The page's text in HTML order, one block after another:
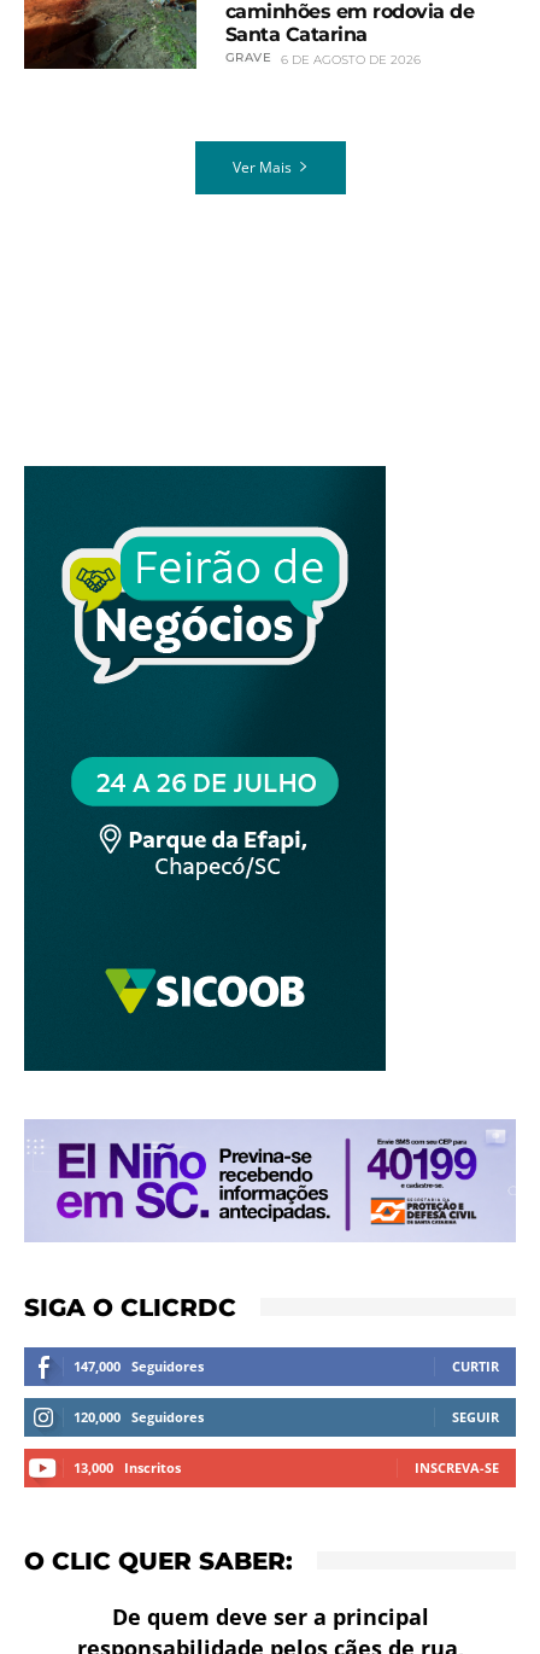
caminhões em rodovia de
Santa Catarina
GRAVE 6 DE AGOSTO DE 2026
Ver Mais
SIGA O CLICRDC
147,000 Seguidores CURTIR
120,000 Seguidores SEGUIR
13,000 Inscritos INSCREVA-SE
O CLIC QUER SABER:
De quem deve ser a principal
responsabilidade pelos cães de rua,